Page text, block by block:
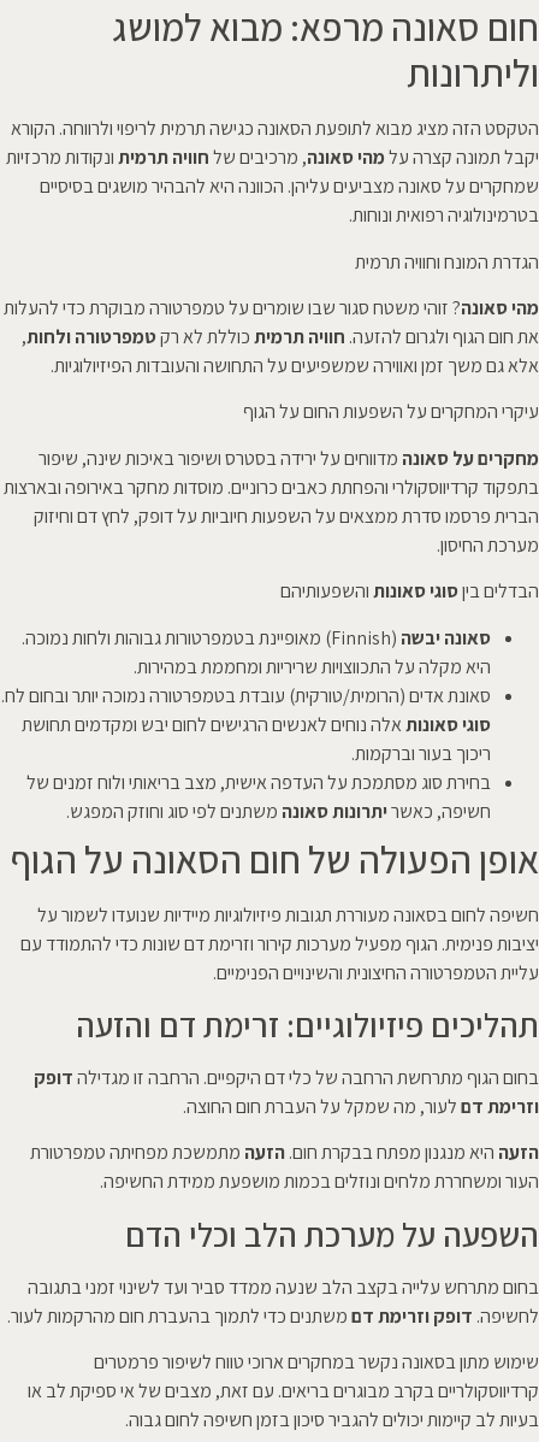
חום סאונה מרפא: מבוא למושג
וליתרונות
הטקסט הזה מציג מבוא לתופעת הסאונה כגישה תרמית לריפוי ולרווחה. הקורא
יקבל תמונה קצרה עלמהי סאונה, מרכיבים שלחוויה תרמיתונקודות מרכזיות
שמחקרים על סאונה מצביעים עליהן. הכוונה היא להבהיר מושגים בסיסיים
בטרמינולוגיה רפואית ונוחות.
הגדרת המונח וחוויה תרמית
מהי סאונה? זוהי משטח סגור שבו שומרים על טמפרטורה מבוקרת כדי להעלות
את חום הגוף ולגרום להזעה. חוויה תרמיתכוללת לא רקטמפרטורה ולחות,
אלא גם משך זמן ואווירה שמשפיעים על התחושה והעובדות הפיזיולוגיות.
עיקרי המחקרים על השפעות החום על הגוף
מחקרים על סאונה מדווחים על ירידה בסטרס ושיפור באיכות שינה, שיפור
בתפקוד קרדיווסקולרי והפחתת כאבים כרוניים. מוסדות מחקר באירופה ובארצות
הברית פרסמו סדרת ממצאים על השפעות חיוביות על דופק, לחץ דם וחיזוק
מערכת החיסון.
הבדלים ביןסוגי סאונותוהשפעותיהם
סאונה יבשה
(Finnish) מאופיינת בטמפרטורות גבוהות ולחות נמוכה.
היא מקלה על התכווצויות שריריות ומחממת במהירות.
סאונת אדים (הרומית/טורקית) עובדת בטמפרטורה נמוכה יותר ובחום לח.
סוגי סאונותאלה נוחים לאנשים הרגישים לחום יבש ומקדמים תחושת
ריכוך בעור וברקמות.
בחירת סוג מסתמכת על העדפה אישית, מצב בריאותי ולוח זמנים של
חשיפה, כאשריתרונות סאונה משתנים לפי סוג וחוזק המפגש.
אופן הפעולה של חום הסאונה על הגוף
חשיפה לחום בסאונה מעוררת תגובות פיזיולוגיות מיידיות שנועדו לשמור על
יציבות פנימית. הגוף מפעיל מערכות קירור וזרימת דם שונות כדי להתמודד עם
עליית הטמפרטורה החיצונית והשינויים הפנימיים.
תהליכים פיזיולוגיים: זרימת דם והזעה
בחום הגוף מתרחשת הרחבה של כלי דם היקפיים. הרחבה זו מגדילהדופק
וזרימת דםלעור, מה שמקל על העברת חום החוצה.
הזעה היא מנגנון מפתח בבקרת חום.הזעה מתמשכת מפחיתה טמפרטורת
העור ומשחררת מלחים ונוזלים בכמות מושפעת ממידת החשיפה.
השפעה על מערכת הלב וכלי הדם
בחום מתרחש עלייה בקצב הלב שנעה ממדד סביר ועד לשינוי זמני בתגובה
לחשיפה. דופק וזרימת דםמשתנים כדי לתמוך בהעברת חום מהרקמות לעור.
שימוש מתון בסאונה נקשר במחקרים ארוכי טווח לשיפור פרמטרים
קרדיווסקולריים בקרב מבוגרים בריאים. עם זאת, מצבים של אי ספיקת לב או
בעיות לב קיימות יכולים להגביר סיכון בזמן חשיפה לחום גבוה.